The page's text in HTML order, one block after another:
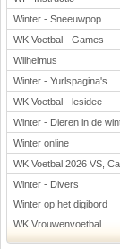
Winter - Sneeuwpop
WK Voetbal - Games
Wilhelmus
Winter - Yurlspagina's
WK Voetbal - lesidee
Winter - Dieren in de
Winter online
WK Voetbal 2026 VS,
Winter - Divers
Winter op het digibord
WK Vrouwenvoetbal